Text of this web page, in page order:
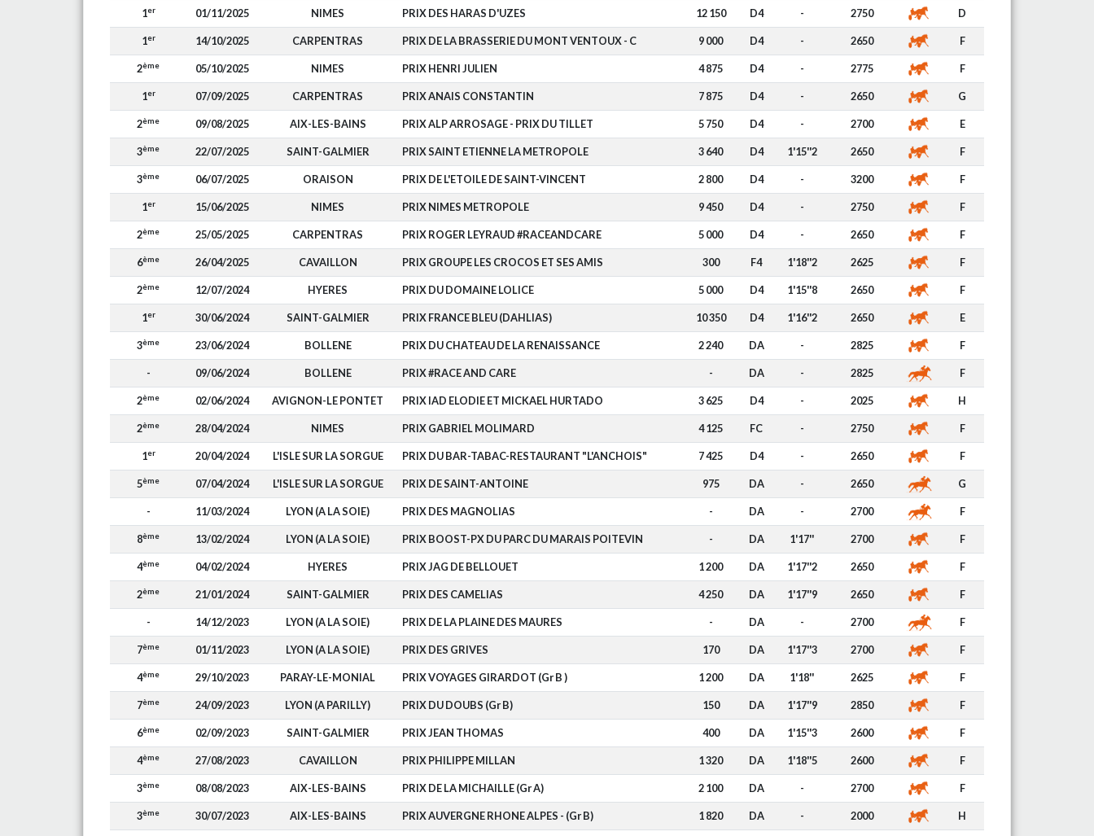
1er 01/11/2025 NIMES PRIX DES HARAS D'UZES 12 150 D4 - 2750 D
1er 14/10/2025 CARPENTRAS PRIX DE LA BRASSERIE DU MONT VENTOUX - C 9 000 D4 - 2650 F
2ème 05/10/2025 NIMES PRIX HENRI JULIEN 4 875 D4 - 2775 F
1er 07/09/2025 CARPENTRAS PRIX ANAIS CONSTANTIN 7 875 D4 - 2650 G
2ème 09/08/2025 AIX-LES-BAINS PRIX ALP ARROSAGE - PRIX DU TILLET 5 750 D4 - 2700 E
3ème 22/07/2025 SAINT-GALMIER PRIX SAINT ETIENNE LA METROPOLE 3 640 D4 1'15''2 2650 F
3ème 06/07/2025 ORAISON PRIX DE L'ETOILE DE SAINT-VINCENT 2 800 D4 - 3200 F
1er 15/06/2025 NIMES PRIX NIMES METROPOLE 9 450 D4 - 2750 F
2ème 25/05/2025 CARPENTRAS PRIX ROGER LEYRAUD #RACEANDCARE 5 000 D4 - 2650 F
6ème 26/04/2025 CAVAILLON PRIX GROUPE LES CROCOS ET SES AMIS 300 F4 1'18''2 2625 F
2ème 12/07/2024 HYERES PRIX DU DOMAINE LOLICE 5 000 D4 1'15''8 2650 F
1er 30/06/2024 SAINT-GALMIER PRIX FRANCE BLEU (DAHLIAS) 10 350 D4 1'16''2 2650 E
3ème 23/06/2024 BOLLENE PRIX DU CHATEAU DE LA RENAISSANCE 2 240 DA - 2825 F
- 09/06/2024 BOLLENE PRIX #RACE AND CARE - DA - 2825 F
2ème 02/06/2024 AVIGNON-LE PONTET PRIX IAD ELODIE ET MICKAEL HURTADO 3 625 D4 - 2025 H
2ème 28/04/2024 NIMES PRIX GABRIEL MOLIMARD 4 125 FC - 2750 F
1er 20/04/2024 L'ISLE SUR LA SORGUE PRIX DU BAR-TABAC-RESTAURANT "L'ANCHOIS" 7 425 D4 - 2650 F
5ème 07/04/2024 L'ISLE SUR LA SORGUE PRIX DE SAINT-ANTOINE 975 DA - 2650 G
- 11/03/2024 LYON (A LA SOIE) PRIX DES MAGNOLIAS - DA - 2700 F
8ème 13/02/2024 LYON (A LA SOIE) PRIX BOOST-PX DU PARC DU MARAIS POITEVIN - DA 1'17'' 2700 F
4ème 04/02/2024 HYERES PRIX JAG DE BELLOUET 1 200 DA 1'17''2 2650 F
2ème 21/01/2024 SAINT-GALMIER PRIX DES CAMELIAS 4 250 DA 1'17''9 2650 F
- 14/12/2023 LYON (A LA SOIE) PRIX DE LA PLAINE DES MAURES - DA - 2700 F
7ème 01/11/2023 LYON (A LA SOIE) PRIX DES GRIVES 170 DA 1'17''3 2700 F
4ème 29/10/2023 PARAY-LE-MONIAL PRIX VOYAGES GIRARDOT (Gr B ) 1 200 DA 1'18'' 2625 F
7ème 24/09/2023 LYON (A PARILLY) PRIX DU DOUBS (Gr B) 150 DA 1'17''9 2850 F
6ème 02/09/2023 SAINT-GALMIER PRIX JEAN THOMAS 400 DA 1'15''3 2600 F
4ème 27/08/2023 CAVAILLON PRIX PHILIPPE MILLAN 1 320 DA 1'18''5 2600 F
3ème 08/08/2023 AIX-LES-BAINS PRIX DE LA MICHAILLE (Gr A) 2 100 DA - 2700 F
3ème 30/07/2023 AIX-LES-BAINS PRIX AUVERGNE RHONE ALPES - (Gr B) 1 820 DA - 2000 H